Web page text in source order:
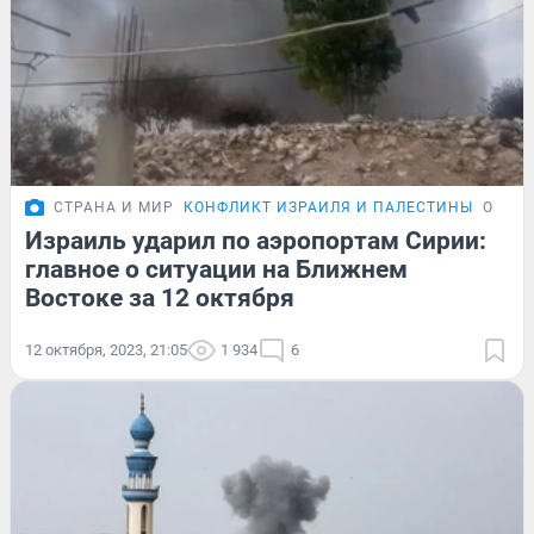
СТРАНА И МИР КОНФЛИКТ ИЗРАИЛЯ И ПАЛЕСТИНЫ ОБЗОР
Израиль ударил по аэропортам Сирии:
главное о ситуации на Ближнем
Востоке за 12 октября
12 октября, 2023, 21:05 1 934 6